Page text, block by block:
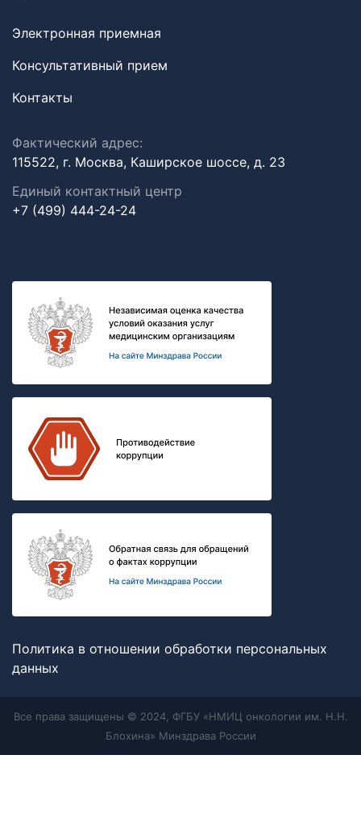
Электронная приемная
Консультативный прием
Контакты
Фактический адрес:
115522, г. Москва, Каширское шоссе, д. 23
Единый контактный центр
+7 (499) 444-24-24
Политика в отношении обработки персональных
данных
Все права защищены © 2024, ФГБУ «НМИЦ онкологии им. Н.Н.
Блохина» Минздрава России